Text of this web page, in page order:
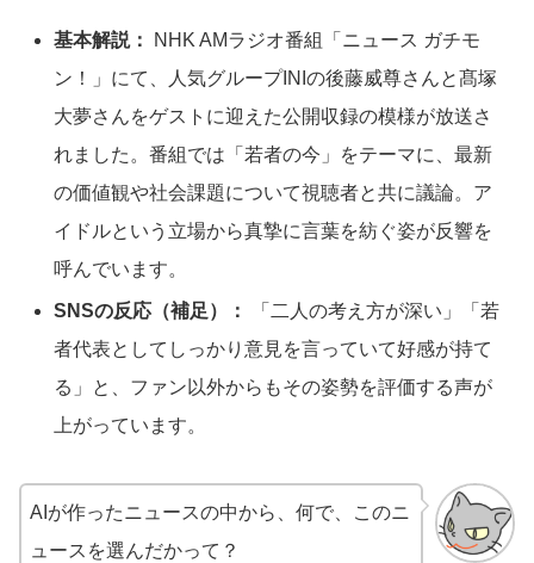
基本解説：
NHK AMラジオ番組「ニュース ガチモ
ン！」にて、人気グループINIの後藤威尊さんと髙塚
大夢さんをゲストに迎えた公開収録の模様が放送さ
れました。番組では「若者の今」をテーマに、最新
の価値観や社会課題について視聴者と共に議論。ア
イドルという立場から真摯に言葉を紡ぐ姿が反響を
呼んでいます。
SNSの反応（補足）：
「二人の考え方が深い」「若
者代表としてしっかり意見を言っていて好感が持て
る」と、ファン以外からもその姿勢を評価する声が
上がっています。
AIが作ったニュースの中から、何で、このニ
ュースを選んだかって？